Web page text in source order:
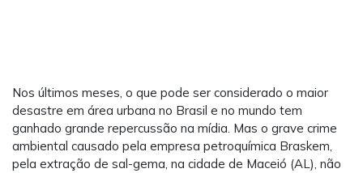
Nos últimos meses, o que pode ser considerado o maior
desastre em área urbana no Brasil e no mundo tem
ganhado grande repercussão na mídia. Mas o grave crime
ambiental causado pela empresa petroquímica Braskem,
pela extração de sal-gema, na cidade de Maceió (AL), não